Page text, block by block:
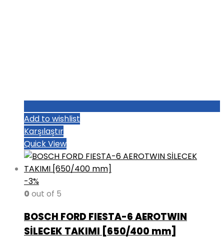
Add to wishlist
Karşılaştır
Quick View
-3%
0 out of 5
BOSCH FORD FIESTA-6 AEROTWIN
SİLECEK TAKIMI [650/400 mm]